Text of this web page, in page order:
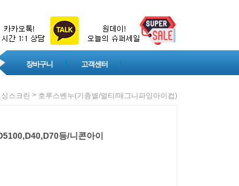
장바구니 고객센터
스크린 > 호루스벤누(기종별/멀티/매그니파잉아이컵)
등/니콘아이